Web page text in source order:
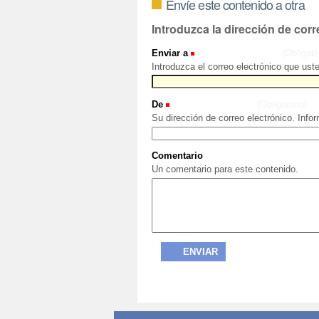
Envíe este contenido a otra
Introduzca la dirección de
Enviar a
Introduzca el correo electrónico que
De
Su dirección de correo electrónico.
Comentario
Un comentario para este contenido.